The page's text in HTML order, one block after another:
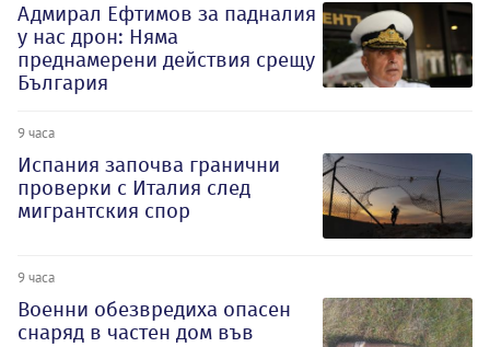
Адмирал Ефтимов за падналия
у нас дрон: Няма
преднамерени действия срещу
България
9 часа
Испания започва гранични
проверки с Италия след
мигрантския спор
9 часа
Военни обезвредиха опасен
снаряд в частен дом във